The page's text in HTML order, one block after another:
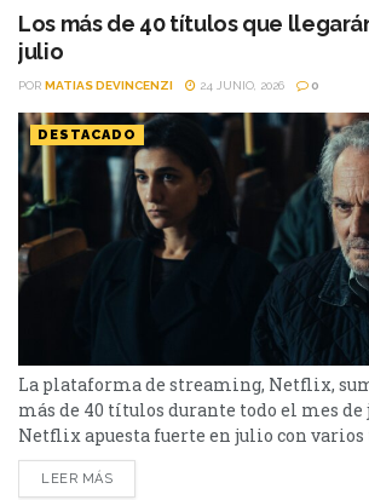
de...
Los más de 40 títulos que
julio
POR MATIAS DEVINCENZI 24 JUNIO, 2026 0
DESTACADO
La plataforma de streaming, Netflix,
más de 40 títulos durante todo el mes de
Netflix apuesta fuerte en julio con varios
en total, entre los que se destacan: La
Heartstopper Forever y Enola Holmes 3.
LEER MÁS